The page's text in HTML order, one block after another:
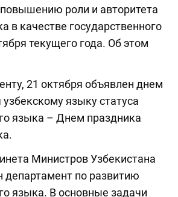
роли и авторитета
в качестве государственного
текущего года. Об этом
21 октября объявлен днем
языку статуса
языка – Днем праздника
Министров Узбекистана
департамент по развитию
языка. В основные задачи